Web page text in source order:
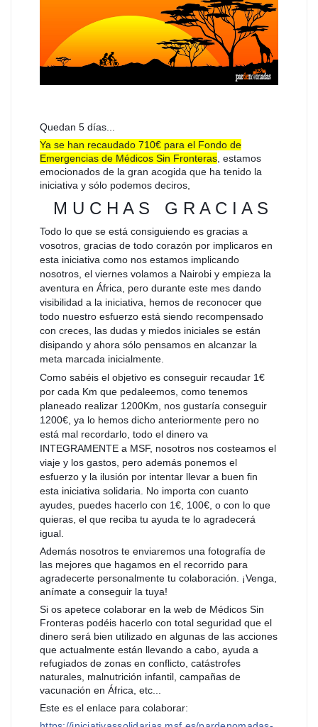
Quedan 5 días...
Ya se han recaudado 710€ para el Fondo de
Emergencias de Médicos Sin Fronteras , estamos
emocionados de la gran acogida que ha tenido la
iniciativa y sólo podemos deciros,
M U C H A S G R A C I A S
Todo lo que se está consiguiendo es gracias a
vosotros, gracias de todo corazón por implicaros en
esta iniciativa como nos estamos implicando
nosotros, el viernes volamos a Nairobi y empieza la
aventura en África, pero durante este mes dando
visibilidad a la iniciativa, hemos de reconocer que
todo nuestro esfuerzo está siendo recompensado
con creces, las dudas y miedos iniciales se están
disipando y ahora sólo pensamos en alcanzar la
meta marcada inicialmente.
Como sabéis el objetivo es conseguir recaudar 1€
por cada Km que pedaleemos, como tenemos
planeado realizar 1200Km, nos gustaría conseguir
1200€, ya lo hemos dicho anteriormente pero no
está mal recordarlo, todo el dinero va
INTEGRAMENTE a MSF, nosotros nos costeamos el
viaje y los gastos, pero además ponemos el
esfuerzo y la ilusión por intentar llevar a buen fin
esta iniciativa solidaria. No importa con cuanto
ayudes, puedes hacerlo con 1€, 100€, o con lo que
quieras, el que reciba tu ayuda te lo agradecerá
igual.
Además nosotros te enviaremos una fotografía de
las mejores que hagamos en el recorrido para
agradecerte personalmente tu colaboración. ¡Venga,
anímate a conseguir la tuya!
Si os apetece colaborar en la web de Médicos Sin
Fronteras podéis hacerlo con total seguridad que el
dinero será bien utilizado en algunas de las acciones
que actualmente están llevando a cabo, ayuda a
refugiados de zonas en conflicto, catástrofes
naturales, malnutrición infantil, campañas de
vacunación en África, etc...
Este es el enlace para colaborar: